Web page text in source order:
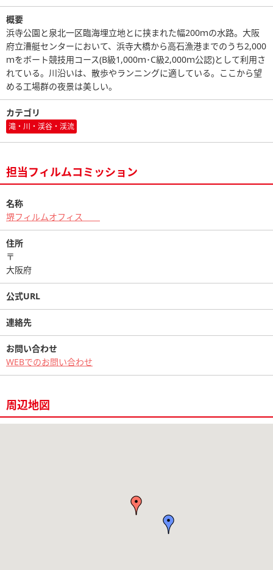
概要
浜寺公園と泉北一区臨海埋立地とに挟まれた幅200ｍの水路。大阪
府立漕艇センターにおいて、浜寺大橋から高石漁港までのうち2,000
ｍをボート競技用コース(B級1,000ｍ･C級2,000ｍ公認)として利用さ
れている。川沿いは、散歩やランニングに適している。ここから望
める工場群の夜景は美しい。
カテゴリ
滝・川・渓谷・渓流
担当フィルムコミッション
名称
堺フィルムオフィス
住所
〒
大阪府
公式URL
連絡先
お問い合わせ
WEBでのお問い合わせ
周辺地図